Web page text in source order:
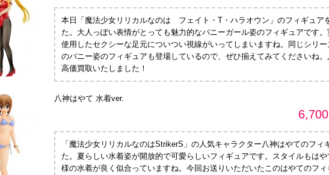
本日「魔法少女リリカルなのは フェイト・T・ハラオウン」のフィギュア
た。大人っぽい表情がとっても魅力的なバニーガール姿のフィギュアです
使用したセクシーな足元についつい視線がいってしまいますね。同じシリ
のバニー姿のフィギュアも登場しているので、ぜひ揃えてみてくださいね。
高価買取いたしました！
八神はやて 水着ver.
「魔法少女リリカルなのはStrikerS」の人気キャラクター八神はやてのフィ
た。夏らしい水着姿が開放的で可愛らしいフィギュアです。スタイルもは
様の水着が良く似合っていますね。今回お送りいただいたこのはやてのフ